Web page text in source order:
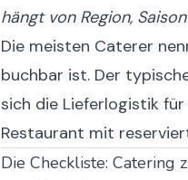
hängt von Region,
Die meisten Caterer
buchbar ist. Der
sich die Lieferlogistik
Restaurant mit
Die Checkliste: Catering